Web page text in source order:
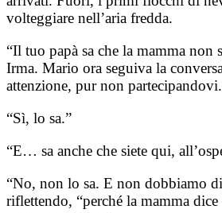
volteggiare nell’aria fredda.
“Il tuo papà sa che la mamma non
Irma. Mario ora seguiva la
attenzione, pur non partecipandovi.
“Sì, lo sa.”
“E… sa anche che siete qui,
“No, non lo sa. E non dobbiamo
riflettendo, “perché la mamma dice